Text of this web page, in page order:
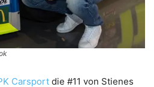
Carsport die #11 von Stienes